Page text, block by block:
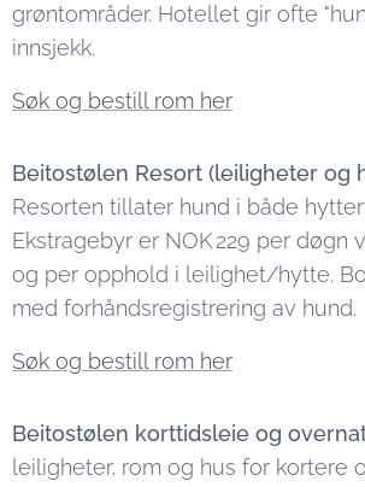
grøntområder. Hotellet gir ofte
innsjekk.
Søk og bestill rom her
Beitostølen Resort (leiligheter og
Resorten tillater hund i både
Ekstragebyr er NOK 229 per døgn
og per opphold i leilighet/hytte.
med forhåndsregistrering av hund.
Søk og bestill rom her
Beitostølen korttidsleie og
leiligheter, rom og hus for kortere